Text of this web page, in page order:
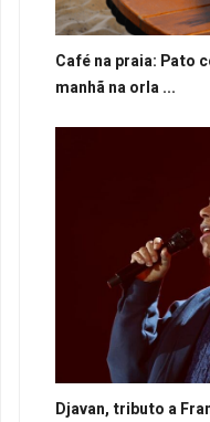
Café na praia: Pato
manhã na orla ...
Djavan, tributo a